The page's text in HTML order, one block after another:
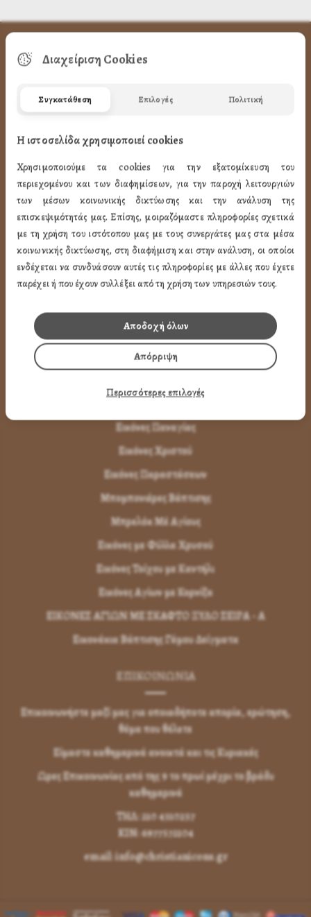
ΧΡΗΣΙΜA LINK
Προφίλ
Επικοινωνία
ΌΡΟΙ ΧΡΉΣΗΣ
Πως Μπορώ να παραγγείλω
Πως Μπορώ να Πληρώσω
Μεταφορικά & Αντικαταβολή
Πως Ακυρώνω η Αλλάζω την Παραγγελία
LINK
ΤΑ ΠΡΟΪΟΝΤΑ ΜΑΣ
Εικόνες Αγίων
Εικόνες Παναγίας
Εικόνες Χριστού
Εικόνες Παραστάσεων
Μπομπονιέρες Βάπτισης
Μπρελόκ Μέ Αγίους
Εικόνες με Φύλλα Χρυσού
Εικόνες Τοίχου με Καντήλι
Εικόνες Αγίων με Κορνίζα
ΕΙΚΟΝΕΣ ΑΓΙΩΝ ΜΕ ΣΚΑΦΤΟ ΞΥΛΟ ΣΕΙΡΑ - Α
Εικονάκια Βάπτισης Γάμου Δείγματα
ΕΠΙΚΟΙΝΩΝΊΑ
Επικοινωνήστε μαζί μας για οποιαδήποτε απορία, ερώτηση,
θέμα που θέλετε
Είμαστε καθημερινά ανοικτά και τις Κυριακές
Ωρες Επικοινωνίας από της 9 το πρωί μέχρι το βράδυ
καθημερινά
ΤΗΛ: 210 4310257
KIN: 6977572104
email: info@christianicons.gr
Διαχείριση Cookies
Συγκατάθεση Επιλογές Πολιτική
Η ιστοσελίδα χρησιμοποιεί cookies
Χρησιμοποιούμε τα cookies για την εξατομίκευση του
περιεχομένου και των διαφημίσεων, για την παροχή λειτουργιών
των μέσων κοινωνικής δικτύωσης και την ανάλυση της
επισκεψιμότητάς μας. Επίσης, μοιραζόμαστε πληροφορίες σχετικά
με τη χρήση του ιστότοπου μας με τους συνεργάτες μας στα μέσα
κοινωνικής δικτύωσης, στη διαφήμιση και στην ανάλυση, οι οποίοι
ενδέχεται να συνδυάσουν αυτές τις πληροφορίες με άλλες που έχετε
παρέχει ή που έχουν συλλέξει από τη χρήση των υπηρεσιών τους.
Απόρριψη
Αποδοχή όλων
Περισσότερες επιλογές